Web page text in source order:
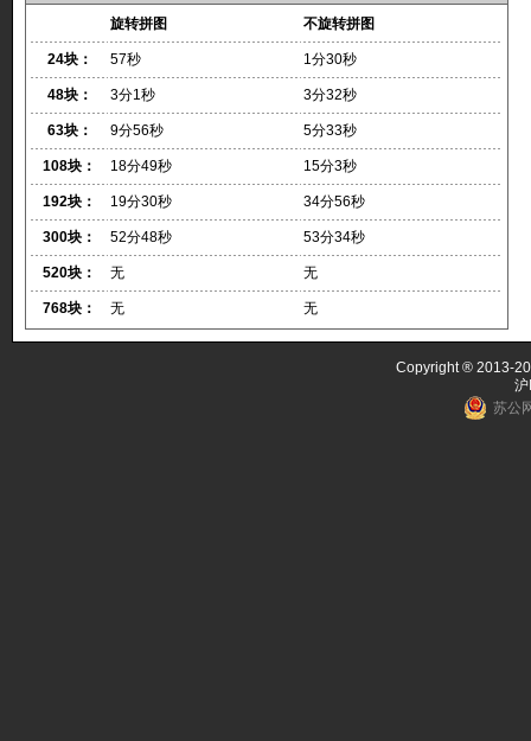
旋转拼图
不旋转拼图
24块： 57秒 1分30秒
48块： 3分1秒 3分32秒
63块： 9分56秒 5分33秒
108块： 18分49秒 15分3秒
192块： 19分30秒 34分56秒
300块： 52分48秒 53分34秒
520块： 无 无
768块： 无 无
Copyright ® 2013-
苏公